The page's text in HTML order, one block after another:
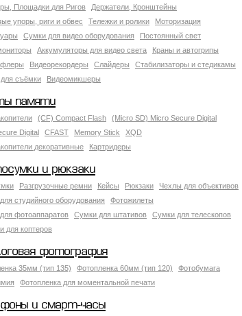
Площадки для Ригов
Держатели, Кронштейны
упоры, риги и обвес
Тележки и ролики
Моторизация
Сумки для видео оборудования
Постоянный свет
Аккумуляторы для видео света
Краны и автогрипы
Видеорекордеры Слайдеры
Стабилизаторы и стедикамы
для съёмки
Видеомикшеры
памяти
(CF) Compact Flash
(Micro SD) Micro Secure Digital
Digital
CFAST Memory Stick
XQD
декоративные
Картридеры
и рюкзаки
Разгрузочные ремни Кейсы Рюкзаки
Чехлы для объективов
студийного оборудования
Фотожилеты
фотоаппаратов
Сумки для штативов
Сумки для телескопов
для коптеров
фотография
35мм (тип 135) Фотопленка 60мм (тип 120)
Фотобумага
Фотопленка для моментальной печати
и смарт-часы